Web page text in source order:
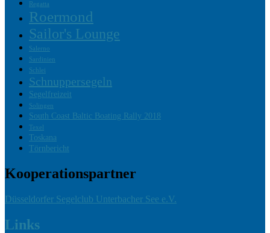
Regatta
Roermond
Sailor's Lounge
Salerno
Sardinien
Schlei
Schnuppersegeln
Segelfreizeit
Solingen
South Coast Baltic Boating Rally 2018
Texel
Toskana
Törnbericht
Kooperationspartner
Düsseldorfer Segelclub Unterbacher See e.V.
Links